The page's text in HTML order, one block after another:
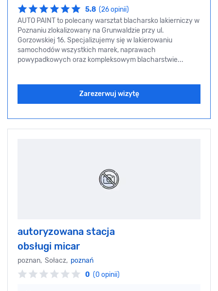
5.8 (26 opinii)
AUTO PAINT to polecany warsztat blacharsko lakierniczy w
Poznaniu zlokalizowany na Grunwaldzie przy ul.
Gorzowskiej 16. Specjalizujemy się w lakierowaniu
samochodów wszystkich marek, naprawach
powypadkowych oraz kompleksowym blacharstwie...
Zarezerwuj wizytę
autoryzowana stacja
obsługi micar
poznan, Sołacz, poznań
0 (0 opinii)